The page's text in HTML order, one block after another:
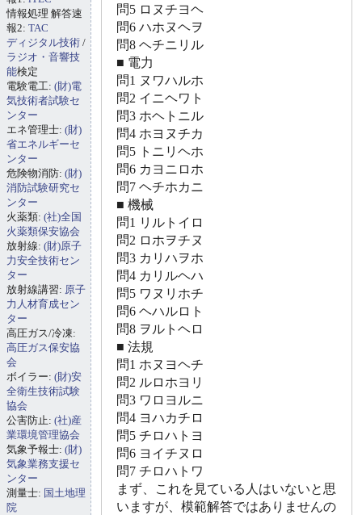
問5 ロヌチヨヘ
問6 ハホヌヘヲ
問8 ヘチニリル
■ 電力
問1 ヌワハルホ
問2 イニヘワト
問3 ホヘトニル
問4 ホヨヌチカ
問5 トニリヘホ
問6 カヨニロホ
問7 ヘチホカニ
■ 機械
問1 リルトイロ
問2 ロホヲチヌ
問3 カリハヲホ
問4 カリルヘハ
問5 ワヌリホチ
問6 ヘハルロト
問8 ヲルトヘロ
■ 法規
問1 ホヌヨヘチ
問2 ルロホヨリ
問3 ワロヨルニ
問4 ヨハカチロ
問5 チロハトヨ
問6 ヨイチヌロ
問7 チロハトワ
まず、これを見ている人はいないと思
いますが、模範解答ではありませんの
情報処理 解答速
報2: TAC
ディジタル技術 /
ラジオ・音響技
能検定
電験電工: (財)電
気技術者試験セ
ンター
エネ管理士: (財)
省エネルギーセ
ンター
危険物消防: (財)
消防試験研究セ
ンター
火薬類: (社)全国
火薬類保安協会
放射線: (財)原子
力安全技術セン
ター
放射線講習: 原子
力人材育成セン
ター
高圧ガス/冷凍:
高圧ガス保安協
会
ボイラー: (財)安
全衛生技術試験
協会
公害防止: (社)産
業環境管理協会
気象予報士: (財)
気象業務支援セ
ンター
測量士: 国土地理
院